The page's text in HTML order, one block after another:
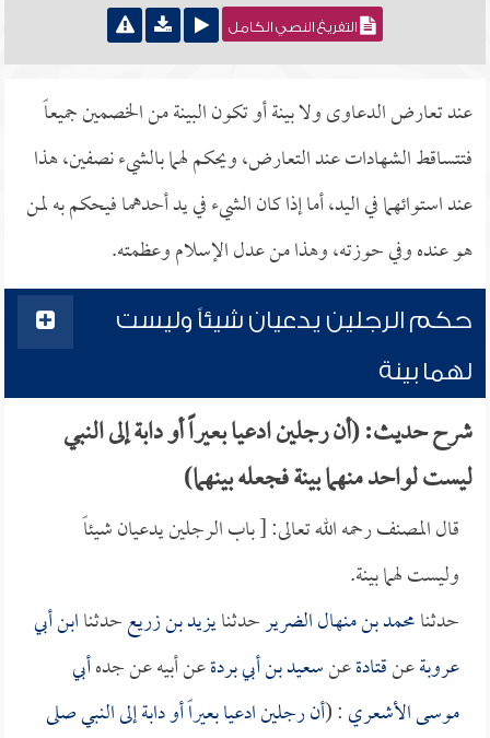
التفريغ النصي الكامل
عند تعارض الدعاوى ولا بينة أو تكون البينة من الخصمين جميعاً
فتتساقط الشهادات عند التعارض، ويحكم لهما بالشيء نصفين، هذا
عند استوائهما في اليد، أما إذا كان الشيء في يد أحدهما فيحكم به لمن
هو عنده وفي حوزته، وهذا من عدل الإسلام وعظمته.
حكم الرجلين يدعيان شيئاً وليست
لهما بينة
شرح حديث: (أن رجلين ادعيا بعيراً أو دابة إلى النبي
ليست لواحد منهما بينة فجعله بينهما)
قال المصنف رحمه الله تعالى: [ باب الرجلين يدعيان شيئاً
وليست لهما بينة.
حدثنامحمد بن منهال الضريرحدثنايزيد بن زريعحدثناابن أبي
عروبةعنقتادةعنسعيد بن أبي بردةعن أبيه عن جدهأبي
موسى الأشعري: (أن رجلين ادعيا بعيراً أو دابة إلى النبي صلى